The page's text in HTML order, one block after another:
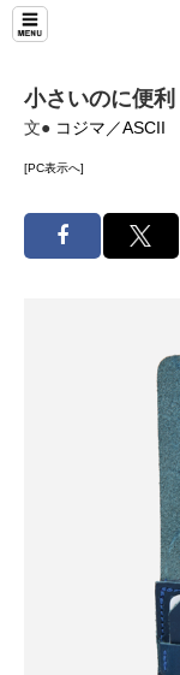
小さいのに便
文● コジマ／ASCII
[PC表示へ]